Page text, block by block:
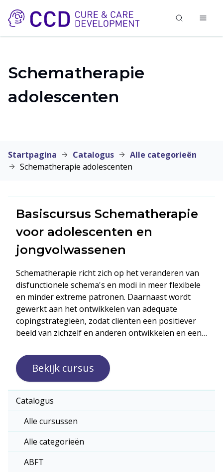
Schematherapie
adolescenten
Startpagina Catalogus
Alle categorieën
Schematherapie adolescenten
Catalogus
Alle cursussen
Alle categorieën
ABFT
Basiscursus Schematherapie
voor adolescenten en
jongvolwassenen
Schematherapie richt zich op het veranderen van
disfunctionele schema's en modi in meer flexibele
en minder extreme patronen. Daarnaast wordt
gewerkt aan het ontwikkelen van adequate
copingstrategieën, zodat cliënten een positiever
beeld van zichzelf en anderen ontwikkelen en een
opgedane kennis en vaardigheden zijn toepasbaar
binnen zowel individuele als groepsgerichte
behandelsettings.
Bekijk cursus